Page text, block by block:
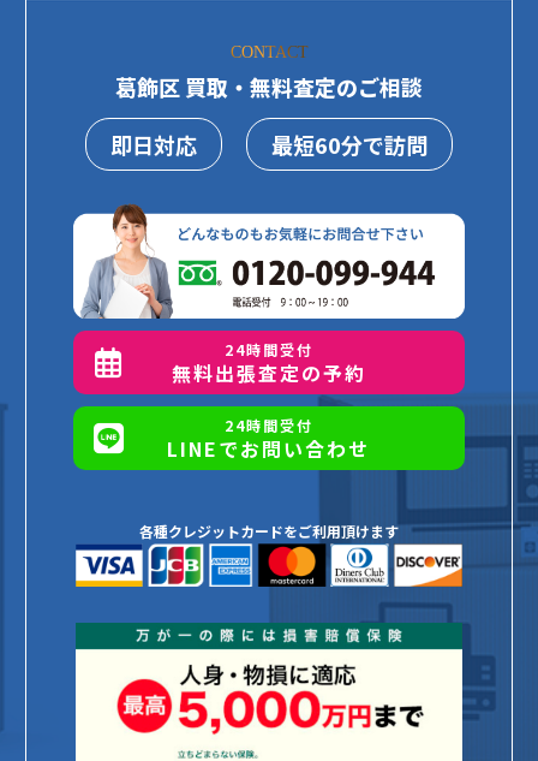
CONTACT
葛飾区 買取・無料査定のご相談
即日対応
最短60分で訪問
24時間受付
無料出張査定の予約
24時間受付
LINEでお問い合わせ
各種クレジットカードをご利用頂けます